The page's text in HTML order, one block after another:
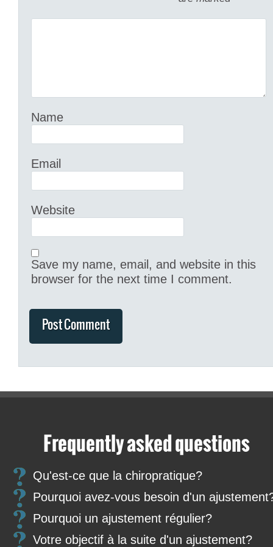
Name
Email
Website
Save my name, email, and website in this
browser for the next time I comment.
Frequently asked questions
Qu'est-ce que la chiropratique?
Pourquoi avez-vous besoin d'un
Pourquoi un ajustement régulier?
Votre objectif à la suite d'un ajustement?